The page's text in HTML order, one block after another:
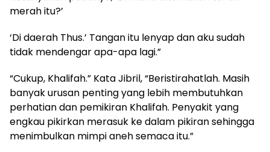
merah itu?’
‘Di daerah Thus.’ Tangan itu lenyap dan aku sudah
tidak mendengar apa-apa lagi.”
“Cukup, Khalifah.” Kata Jibril, “Beristirahatlah. Masih
banyak urusan penting yang lebih membutuhkan
perhatian dan pemikiran Khalifah. Penyakit yang
engkau pikirkan merasuk ke dalam pikiran sehingga
menimbulkan mimpi aneh semaca itu.”